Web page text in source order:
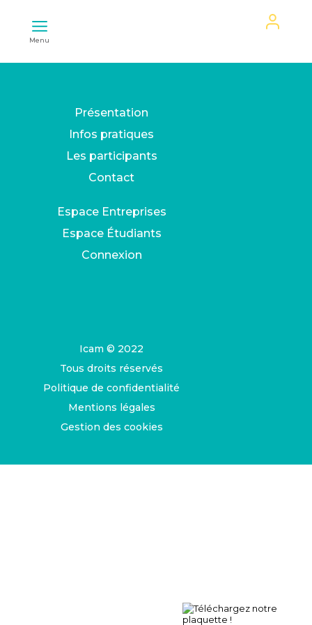
Menu
Présentation
Infos pratiques
Les participants
Contact
Espace Entreprises
Espace Étudiants
Connexion
Icam © 2022
Tous droits réservés
Politique de confidentialité
Mentions légales
Gestion des cookies